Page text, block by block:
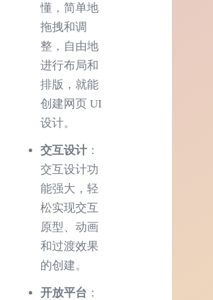
懂，简单地
拖拽和调
整，自由地
进行布局和
排版，就能
创建网页 UI
设计。
交互设计 ：
交互设计功
能强大，轻
松实现交互
原型、动画
和过渡效果
的创建。
开放平台 ：